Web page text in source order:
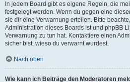
In jedem Board gibt es eigene Regeln, die
festgelegt werden. Wenn du gegen eine
sie dir eine Verwarnung erteilen. Bitte
Administration dieses Boards ist und phpBB
Verwarnung zu tun hat. Kontaktiere einen
sicher bist, wieso du verwarnt wurdest.
Nach oben
Wie kann ich Beiträge den Moderatoren